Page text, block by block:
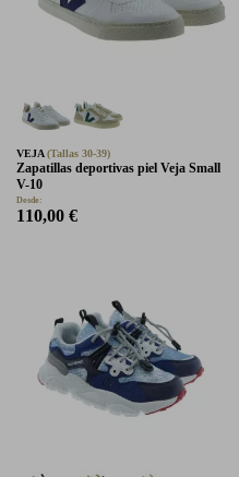
VEJA(Tallas 30-39)
Zapatillas deportivas piel Veja Small
V-10
Desde:
110,00 €